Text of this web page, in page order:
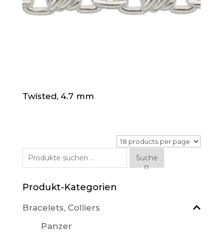
Twisted, 4.7 mm
Suche
nach:
Suche
n
Produkt-Kategorien
Bracelets, Colliers
Panzer